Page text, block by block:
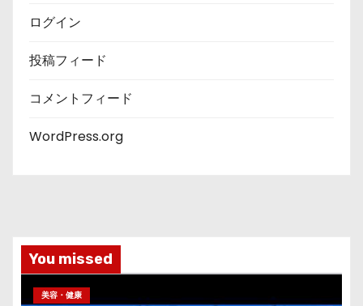
ログイン
投稿フィード
コメントフィード
WordPress.org
You missed
美容・健康